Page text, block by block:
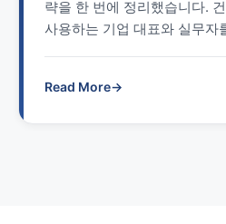
략을 한 번에 정리했습니다. 건
사용하는 기업 대표와 실무자
Read More→